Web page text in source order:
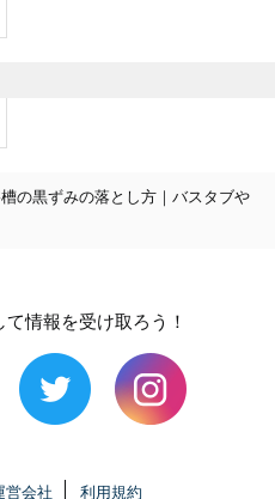
の黒ずみの落とし方｜バスタブや
情報を受け取ろう！
営会社 利用規約